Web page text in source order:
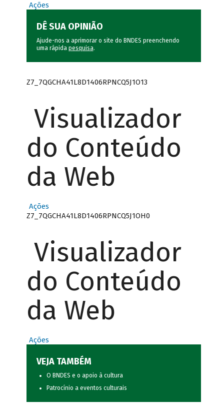
Ações
DÊ SUA OPINIÃO
Ajude-nos a aprimorar o site do BNDES preenchendo
uma rápida pesquisa.
Z7_7QGCHA41L8D1406RPNCQ5J1O13
Visualizador
do Conteúdo
da Web
Ações
Z7_7QGCHA41L8D1406RPNCQ5J1OH0
Visualizador
do Conteúdo
da Web
Ações
VEJA TAMBÉM
O BNDES e o apoio à cultura
Patrocínio a eventos culturais